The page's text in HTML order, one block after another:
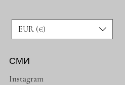
EUR (€)
СМИ
Instagram